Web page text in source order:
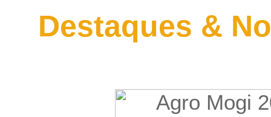
Destaques &